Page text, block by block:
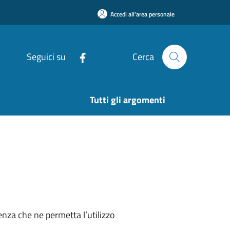
Accedi all'area personale
Seguici su Cerca
Tutti gli argomenti
che ne permetta l’utilizzo